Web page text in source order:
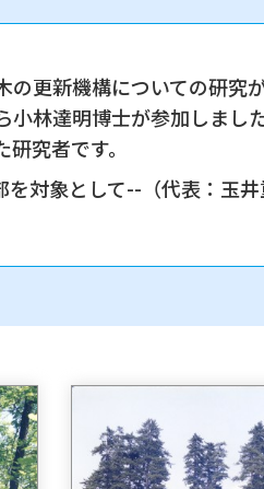
更新機構についての研究
林達明博士が参加しまし
究者です。
対象として--（代表：玉